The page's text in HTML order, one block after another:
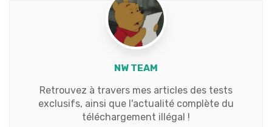
NW TEAM
Retrouvez à travers mes articles des tests
exclusifs, ainsi que l'actualité complète du
téléchargement illégal !